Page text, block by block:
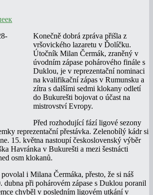
Konečně dobrá zpráva přišla z
vršovického lazaretu v Ďolíčku.
Útočník Milan Čermák, zraněný v
úvodním zápase pohárového finále s
Duklou, je v reprezentační nominaci
na kvalifikační zápas v Rumunsku a
zítra s dalšími sedmi klokany odletí
do Bukurešti bojovat o účast na
mistrovství Evropy.
Před rozhodující fází ligové sezony
reprezentační přestávka. Zelenobílý kádr si
15. května nastoupí československý výběr
Havránka v Bukurešti a mezi šestnácti
osm klokanů.
i Milana Čermáka, přesto, že si náš
dubna při pohárovém zápase s Duklou poranil
chyběl v posledním ligovém utkání v